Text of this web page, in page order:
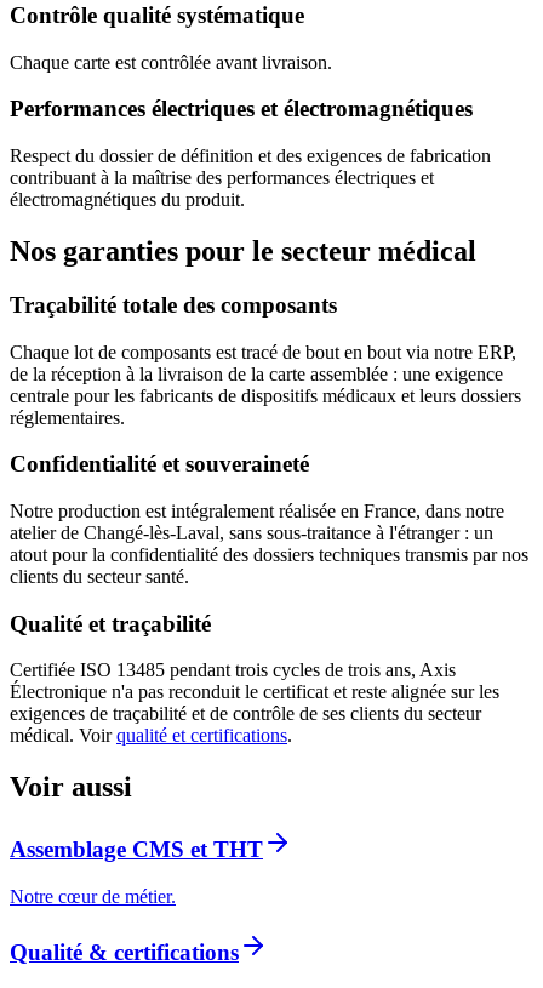
Contrôle qualité systématique
Chaque carte est contrôlée avant livraison.
Performances électriques et électromagnétiques
Respect du dossier de définition et des exigences de fabrication
contribuant à la maîtrise des performances électriques et
électromagnétiques du produit.
Nos garanties pour le secteur médical
Traçabilité totale des composants
Chaque lot de composants est tracé de bout en bout via notre ERP,
de la réception à la livraison de la carte assemblée : une exigence
centrale pour les fabricants de dispositifs médicaux et leurs dossiers
réglementaires.
Confidentialité et souveraineté
Notre production est intégralement réalisée en France, dans notre
atelier de Changé-lès-Laval, sans sous-traitance à l'étranger : un
atout pour la confidentialité des dossiers techniques transmis par nos
clients du secteur santé.
Qualité et traçabilité
Certifiée ISO 13485 pendant trois cycles de trois ans, Axis
Électronique n'a pas reconduit le certificat et reste alignée sur les
exigences de traçabilité et de contrôle de ses clients du secteur
médical. Voir qualité et certifications.
Voir aussi
Assemblage CMS et THT
Notre cœur de métier.
Qualité & certifications